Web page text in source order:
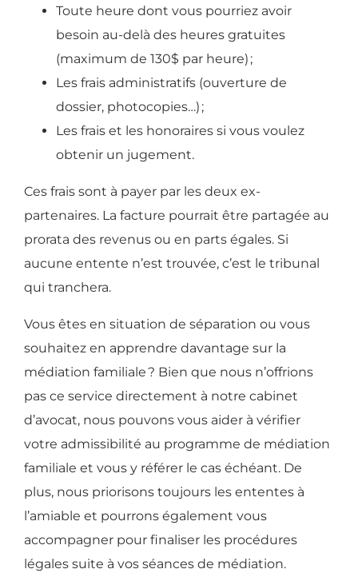
Toute heure dont vous pourriez avoir
besoin au-delà des heures gratuites
(maximum de 130$ par heure) ;
Les frais administratifs (ouverture de
dossier, photocopies…) ;
Les frais et les honoraires si vous voulez
obtenir un jugement.
Ces frais sont à payer par les deux ex-
partenaires. La facture pourrait être partagée au
prorata des revenus ou en parts égales. Si
aucune entente n’est trouvée, c’est le tribunal
qui tranchera.
Vous êtes en situation de séparation ou vous
souhaitez en apprendre davantage sur la
médiation familiale? Bien que nous n’offrions
pas ce service directement à notre cabinet
d’avocat, nous pouvons vous aider à vérifier
votre admissibilité au programme de médiation
familiale et vous y référer le cas échéant. De
plus, nous priorisons toujours les ententes à
l’amiable et pourrons également vous
accompagner pour finaliser les procédures
légales suite à vos séances de médiation.